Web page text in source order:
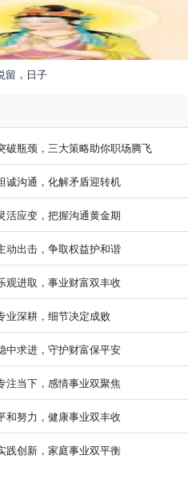
留，日子
破瓶颈，三大策略助你职场腾飞
诚沟通，化解矛盾迎转机
活应变，把握沟通黄金期
动出击，争取权益护和谐
观进取，事业财富双丰收
业深耕，细节决定成败
中求进，守护财富保平安
注当下，感情事业双聚焦
和努力，健康事业双丰收
践创新，家庭事业双平衡